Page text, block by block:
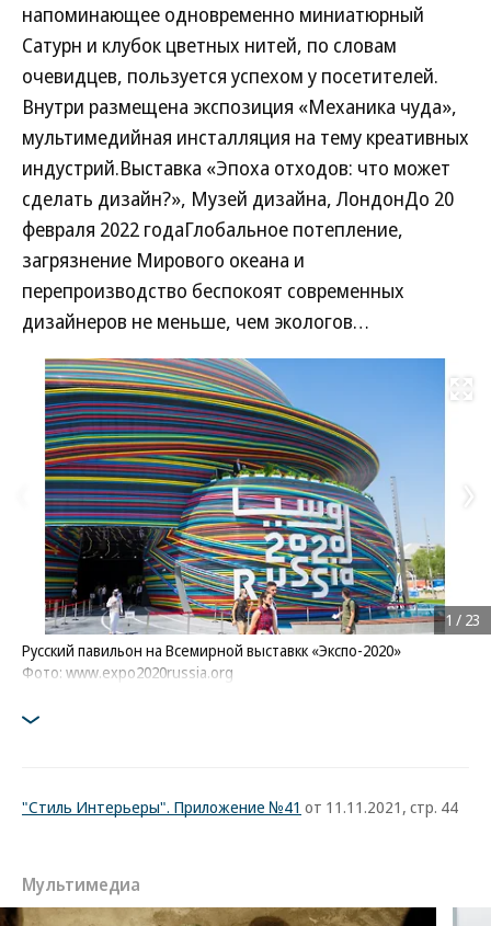
напоминающее одновременно миниатюрный
Сатурн и клубок цветных нитей, по словам
очевидцев, пользуется успехом у посетителей.
Внутри размещена экспозиция «Механика чуда»,
мультимедийная инсталляция на тему креативных
индустрий.Выставка «Эпоха отходов: что может
сделать дизайн?», Музей дизайна, ЛондонДо 20
февраля 2022 годаГлобальное потепление,
загрязнение Мирового океана и
перепроизводство беспокоят современных
дизайнеров не меньше, чем экологов…
Русский павильон на Всемирной выставкк «Экспо-2020»
Фото: www.expo2020russia.org
1 / 23
"Стиль Интерьеры". Приложение №41 от 11.11.2021, стр. 44
Мультимедиа